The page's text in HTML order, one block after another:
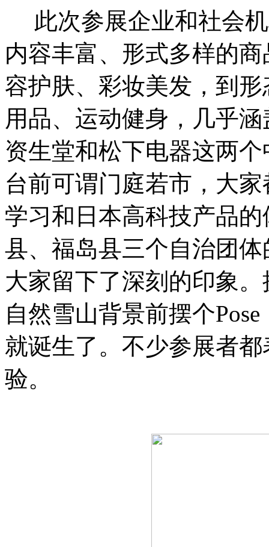
此次参展企业和社会
内容丰富、形式多样的
容护肤、彩妆美发，到
用品、运动健身，几乎
资生堂和松下电器这两
台前可谓门庭若市，大
学习和日本高科技产品
县、福岛县三个自治团
大家留下了深刻的印象
自然雪山背景前摆个
就诞生了。不少参展者
验。